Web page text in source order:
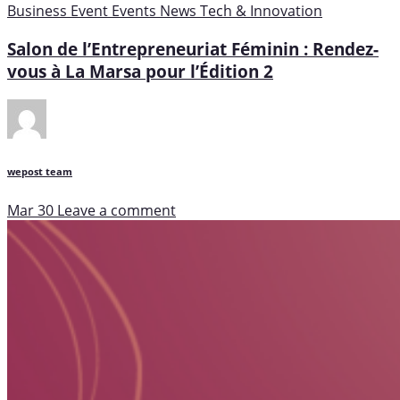
Business Event Events News Tech & Innovation
Salon de l’Entrepreneuriat Féminin : Rendez-
vous à La Marsa pour l’Édition 2
wepost team
Mar 30 Leave a comment